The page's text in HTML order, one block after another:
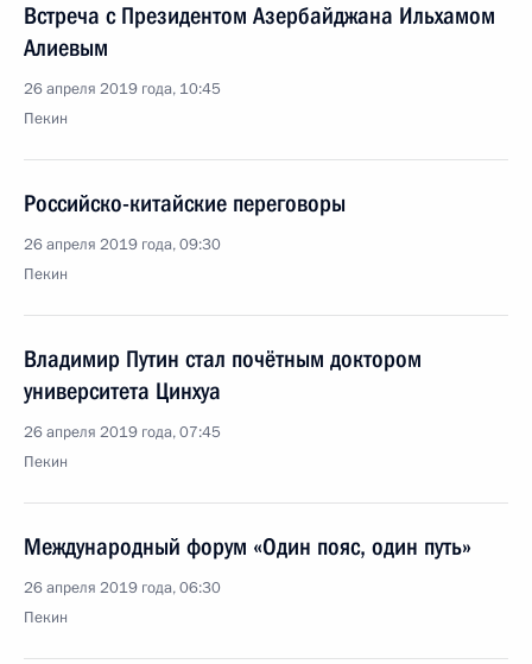
Встреча с Президентом Азербайджана Ильхамом
Алиевым
26 апреля 2019 года, 10:45
Пекин
Российско-китайские переговоры
26 апреля 2019 года, 09:30
Пекин
Владимир Путин стал почётным доктором
университета Цинхуа
26 апреля 2019 года, 07:45
Пекин
Международный форум «Один пояс, один путь»
26 апреля 2019 года, 06:30
Пекин